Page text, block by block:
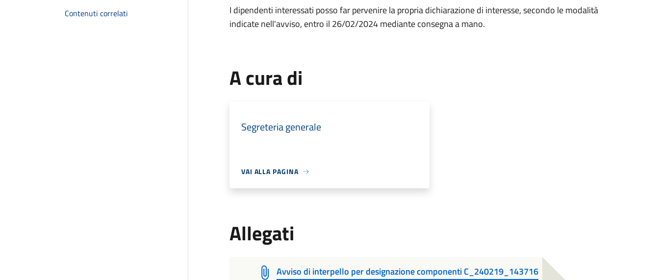
Contenuti correlati
I dipendenti interessati posso far pervenire la propria dichiarazione di interesse, secondo le modalità
indicate nell'avviso, entro il 26/02/2024 mediante consegna a mano.
A cura di
Segreteria generale
VAI ALLA PAGINA
Allegati
Avviso di interpello per designazione componenti C_240219_143716